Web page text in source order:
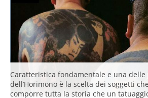
Caratteristica fondamentale e una
dell’Horimono è la scelta dei soggetti
comporre tutta la storia che un